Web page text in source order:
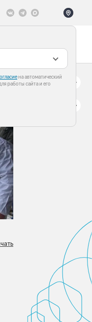
на автоматический
работы сайта и его